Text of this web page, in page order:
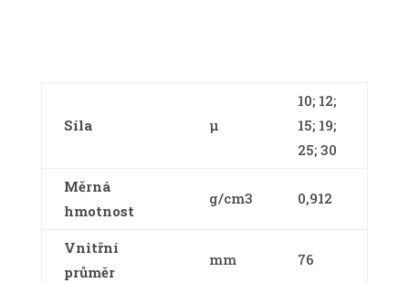
Síla µ
10; 12;
15; 19;
25; 30
Měrná
hmotnost
g/cm3 0,912
Vnitřní
průměr
mm 76